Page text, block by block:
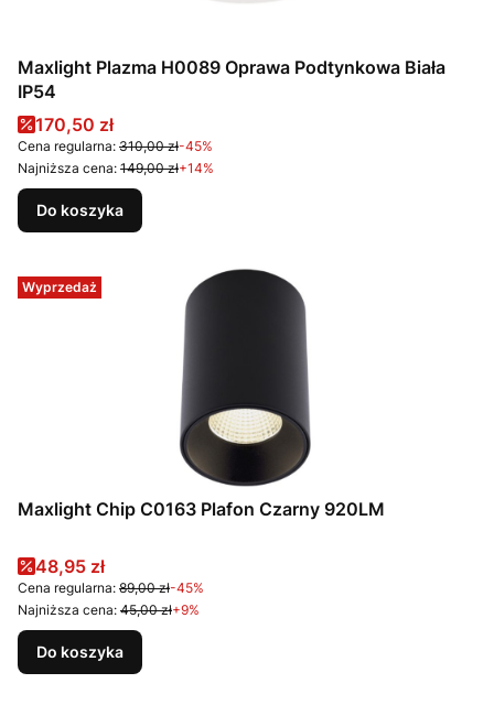
Maxlight Plazma H0089 Oprawa Podtynkowa Biała
IP54
Cena promocyjna
170,50 zł
Cena regularna: 310,00 zł-45%
Najniższa cena: 149,00 zł+14%
Do koszyka
Wyprzedaż
Maxlight Chip C0163 Plafon Czarny 920LM
Cena promocyjna
48,95 zł
Cena regularna: 89,00 zł-45%
Najniższa cena: 45,00 zł+9%
Do koszyka